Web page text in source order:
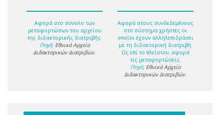
Αφορά στο σύνολο των
μεταφορτώσων του αρχείου
της διδακτορικής διατριβής.
Πηγή: Εθνικό Αρχείο
Διδακτορικών Διατριβών.
Αφορά στους συνδεδεμένους
στο σύστημα χρήστες οι
οποίοι έχουν αλληλεπιδράσει
με τη διδακτορική διατριβή.
Ως επί το πλείστον, αφορά
τις μεταφορτώσεις.
Πηγή: Εθνικό Αρχείο
Διδακτορικών Διατριβών.